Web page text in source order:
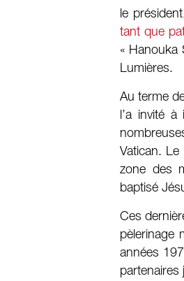
le
tant que
« Hanouka
Lumières.
Au terme
l’a invité
Vatican. Le
zone des
baptisé
Ces
pèlerinage
années
partenaires